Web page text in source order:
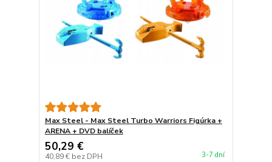
Max Steel - Max Steel Turbo Warriors Figúrka +
ARENA + DVD balíček
50,29 €
40,89 € bez DPH 3-7 dní